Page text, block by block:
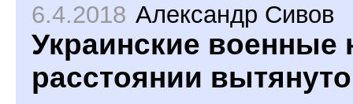
6.4.2018 Александр Сивов
Украинские военные
расстоянии